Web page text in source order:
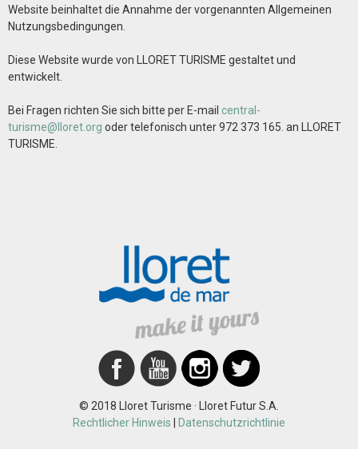
Website beinhaltet die Annahme der vorgenannten Allgemeinen
Nutzungsbedingungen.
Diese Website wurde von LLORET TURISME gestaltet und
entwickelt.
Bei Fragen richten Sie sich bitte per E-mail central-
turisme@lloret.org oder telefonisch unter 972 373 165. an LLORET
TURISME.
© 2018 Lloret Turisme · Lloret Futur S.A.
Rechtlicher Hinweis
Datenschutzrichtlinie